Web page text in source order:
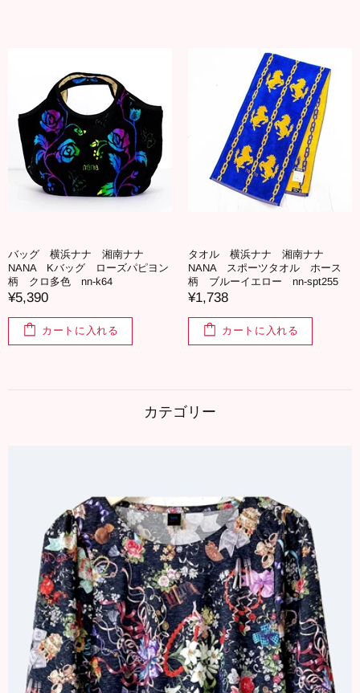
バッグ 横浜ナナ 湘南ナナ
NANA Kバッグ ローズパピヨン
柄 クロ多色 nn-k64
¥5,390
カートに入れる
タオル 横浜ナナ 湘南ナナ
NANA スポーツタオル ホース
柄 ブルーイエロー nn-spt255
¥1,738
カートに入れる
カテゴリー